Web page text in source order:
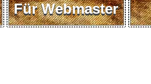
Für Webmaster